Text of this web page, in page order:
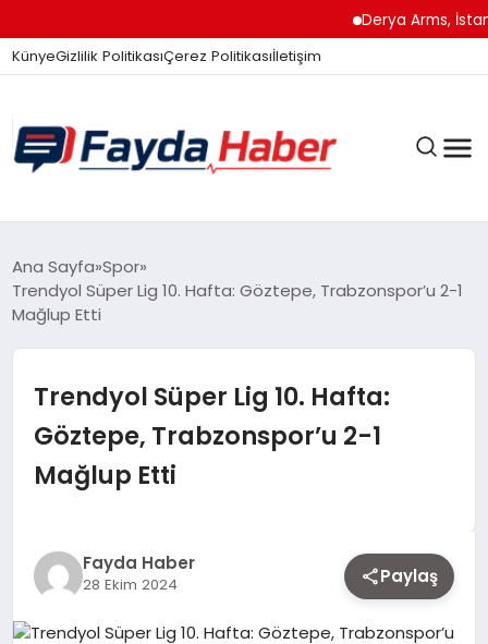
Derya Arms,
KünyeGizlilik PolitikasıÇerez Politikasıİletişim
GÜNDEM
TEKNOLOJI
SIYASET
Ana Sayfa Spor
Trendyol Süper Lig 10. Hafta: Göztepe, Trabzonspor’u 2-1
Mağlup Etti
Trendyol Süper Lig 10. Hafta:
Göztepe, Trabzonspor’u 2-1
Mağlup Etti
Fayda Haber
28 Ekim 2024 Paylaş